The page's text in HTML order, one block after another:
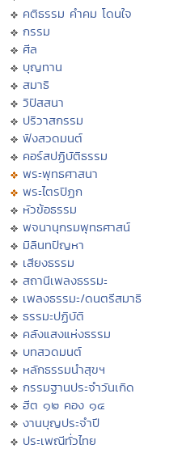
คติธรรม คำคม โดนใจ
กรรม
ศีล
บุญทาน
สมาธิ
วิปัสสนา
ปริวาสกรรม
ฟังสวดมนต์
คอร์สปฏิบัติธรรม
พระพุทธศาสนา
พระไตรปิฏก
หัวข้อธรรม
พจนานุกรมพุทธศาสน์
มิลินทปัญหา
เสียงธรรม
สถานีเพลงธรรมะ
เพลงธรรมะ/ดนตรีสมาธิ
ธรรมะปฏิบัติ
คลังแสงแห่งธรรม
บทสวดมนต์
หลักธรรมนำสุขฯ
กรรมฐานประจำวันเกิด
ฮีต ๑๒ คอง ๑๔
งานบุญประจำปี
ประเพณีทั่วไทย